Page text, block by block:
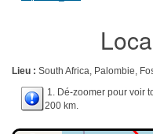
Lieu : South Africa, Palombie,
1. Dé-zoomer pour voir
200 km.